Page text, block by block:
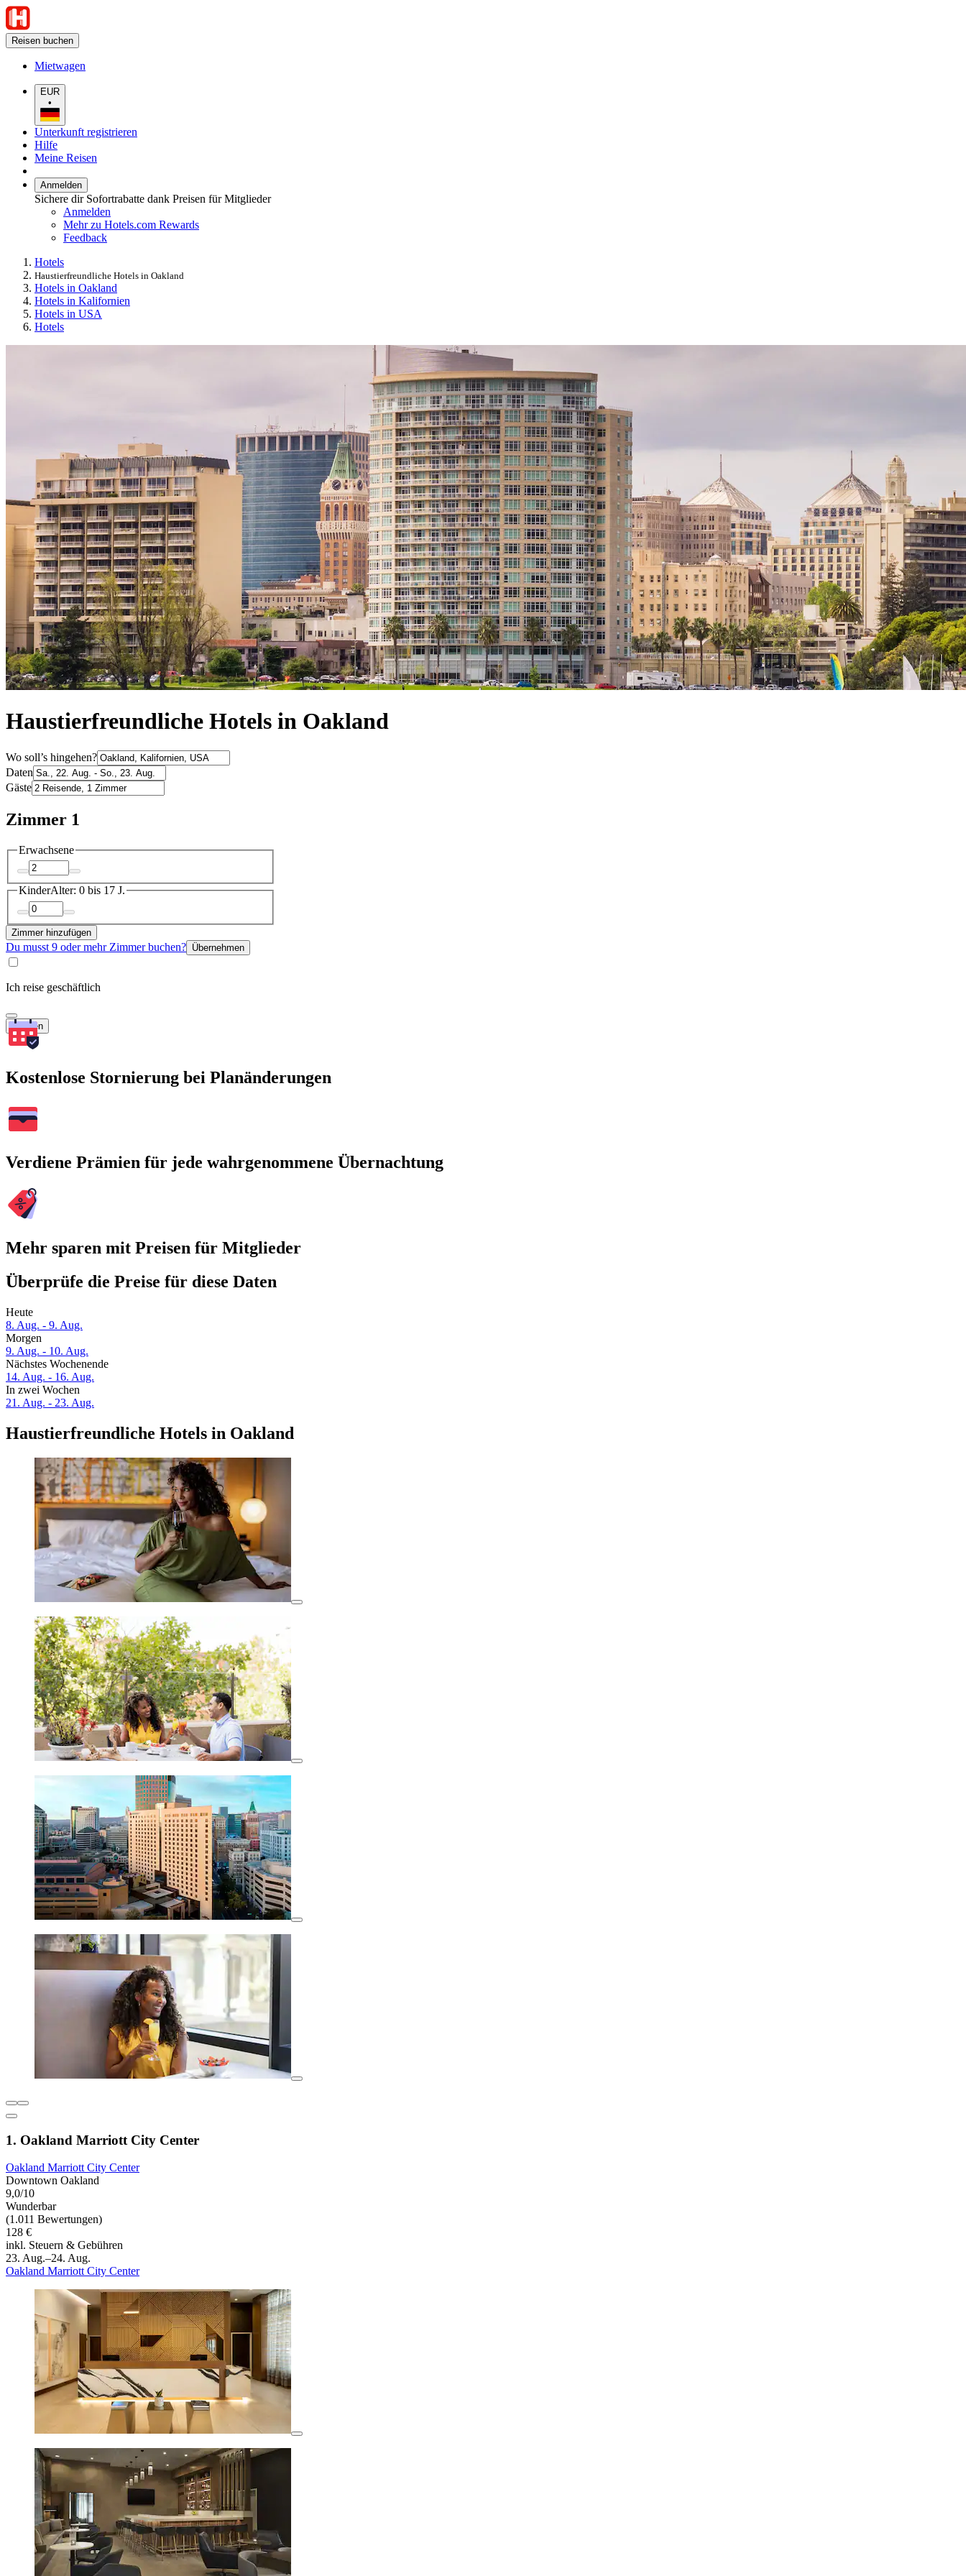
Reisen buchen
Mietwagen
EUR
•
Unterkunft registrieren
Hilfe
Meine Reisen
Anmelden
Sichere dir Sofortrabatte dank Preisen für Mitglieder
Anmelden
Mehr zu Hotels.com Rewards
Feedback
Hotels
Haustierfreundliche Hotels in Oakland
Hotels in Oakland
Hotels in Kalifornien
Hotels in USA
Hotels
Haustierfreundliche Hotels in Oakland
Wo soll’s hingehen?
Daten
Gäste
Zimmer 1
Erwachsene
KinderAlter: 0 bis 17 J.
Zimmer hinzufügen
Du musst 9 oder mehr Zimmer buchen? Übernehmen
Ich reise geschäftlich
Suchen
Kostenlose Stornierung bei Planänderungen
Verdiene Prämien für jede wahrgenommene Übernachtung
Mehr sparen mit Preisen für Mitglieder
Überprüfe die Preise für diese Daten
Heute
8. Aug. - 9. Aug.
Morgen
9. Aug. - 10. Aug.
Nächstes Wochenende
14. Aug. - 16. Aug.
In zwei Wochen
21. Aug. - 23. Aug.
Haustierfreundliche Hotels in Oakland
1. Oakland Marriott City Center
Oakland Marriott City Center
Downtown Oakland
9,0/10
Wunderbar
(1.011 Bewertungen)
128 €
inkl. Steuern & Gebühren
23. Aug.–24. Aug.
Oakland Marriott City Center